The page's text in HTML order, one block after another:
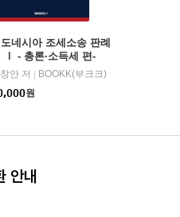
네시아 조세소송 판례
Ⅰ - 총론·소득세 편-
안 저
BOOKK(부크크)
원
안내